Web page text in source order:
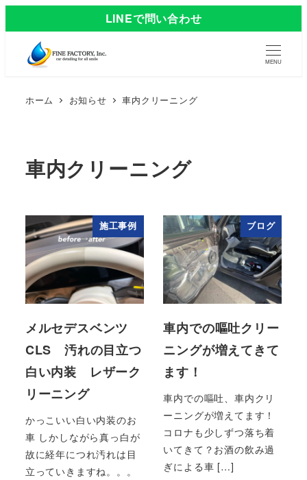
LINEで問い合わせ
MENU
ホーム お知らせ 車内クリーニング
車内クリーニング
施工事例
メルセデスベンツ
CLS 汚れの目立つ
白い内装 レザーク
リーニング
かっこいい白い内装のお
車 しかしながら真っ白が
故に経年につれ汚れは目
立っていきますね。。。
ブログ
車内での嘔吐クリー
ニングが増えてきて
ます！
車内での嘔吐、車内クリ
ーニングが増えてます！
コロナも少しずつ落ち着
いてきて？お酒の飲み過
ぎによる車 […]